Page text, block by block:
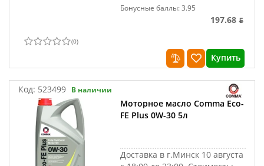
Бонусные баллы: 3.95
197.68 ƃ
(0)
Купить
Код: 523499 В наличии
Моторное масло Comma Eco-
FE Plus 0W-30 5л
Доставка в г.Минск 10 августа